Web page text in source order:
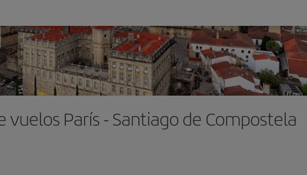
vuelos París - Santiago de Compostela